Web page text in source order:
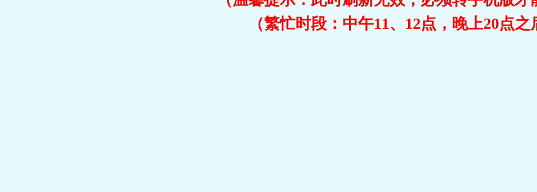
（繁忙时段：中午11、12点，晚上20点之